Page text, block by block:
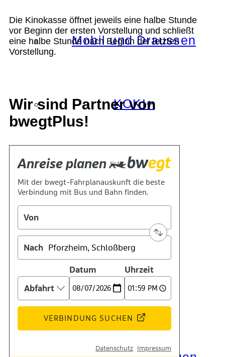
Mobil und Draussen
KOKI+
Kontakt
Kino
Das Team
Die Kinokasse öffnet jeweils eine halbe Stunde
vor Beginn der ersten Vorstellung und schließt
eine halbe Stunde nach Beginn der letzten
Vorstellung.
Wir sind Partner von
bwegtPlus!